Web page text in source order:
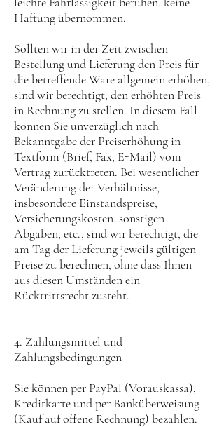
Haftung übernommen.
Sollten wir in der Zeit zwischen
Bestellung und Lieferung den Preis für
die betreffende Ware allgemein erhöhen,
sind wir berechtigt, den erhöhten Preis
in Rechnung zu stellen. In diesem Fall
können Sie unverzüglich nach
Bekanntgabe der Preiserhöhung in
Textform (Brief, Fax, E-Mail) vom
Vertrag zurücktreten. Bei wesentlicher
Veränderung der Verhältnisse,
insbesondere Einstandspreise,
Versicherungskosten, sonstigen
Abgaben, etc., sind wir berechtigt, die
am Tag der Lieferung jeweils gültigen
Preise zu berechnen, ohne dass Ihnen
aus diesen Umständen ein
Rücktrittsrecht zusteht.
4. Zahlungsmittel und
Zahlungsbedingungen
Sie können per PayPal (Vorauskassa),
Kreditkarte und per Banküberweisung
(Kauf auf offene Rechnung) bezahlen.